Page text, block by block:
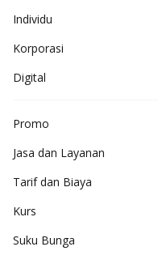
Individu
Korporasi
Digital
Promo
Jasa dan Layanan
Tarif dan Biaya
Kurs
Suku Bunga